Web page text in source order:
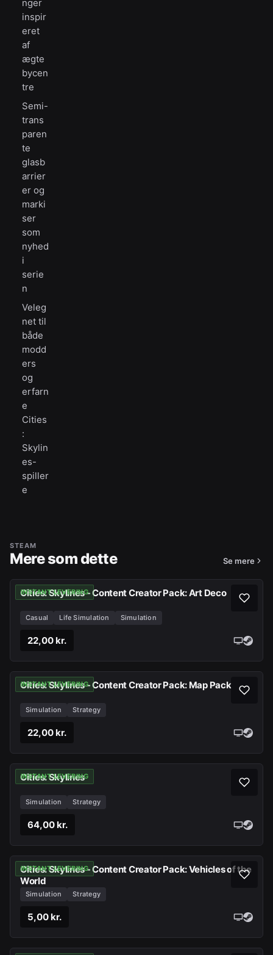
nger
inspir
eret
af
ægte
bycen
tre
Semi-
trans
paren
te
glasb
arrier
er og
marki
ser
som
nyhed
i
serie
n
Veleg
net til
både
modd
ers
og
erfarn
e
Cities
:
Skylin
es-
spiller
e
STEAM
Mere som dette Se mere
INSTANT LEVERING
Cities: Skylines - Content Creator Pack: Art Deco
Casual Life Simulation Simulation
22,00 kr.
INSTANT LEVERING
Cities: Skylines - Content Creator Pack: Map Pack
Simulation Strategy
22,00 kr.
INSTANT LEVERING
Cities: Skylines
Simulation Strategy
64,00 kr.
INSTANT LEVERING
Cities: Skylines - Content Creator Pack: Vehicles of the
World
Simulation Strategy
5,00 kr.